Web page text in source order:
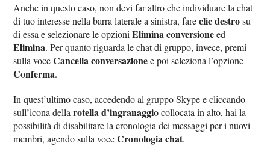
Anche in questo caso, non devi far altro che individuare la chat
di tuo interesse nella barra laterale a sinistra, fareclic destrosu
di essa e selezionare le opzioniElimina conversioneed
Elimina. Per quanto riguarda le chat di gruppo, invece, premi
sulla voceCancella conversazionee poi seleziona l’opzione
Conferma.
In quest’ultimo caso, accedendo al gruppo Skype e cliccando
sull’icona dellarotella d’ingranaggiocollocata in alto, hai la
possibilità di disabilitare la cronologia dei messaggi per i nuovi
membri, agendo sulla voceCronologia chat.